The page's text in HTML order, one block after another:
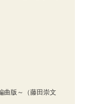
曲版～（藤田崇文